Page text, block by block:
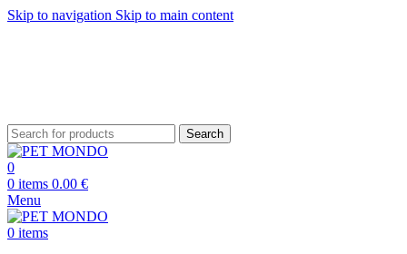
Skip to navigation Skip to main content
Search
0
0 items 0.00 €
Menu
0 items